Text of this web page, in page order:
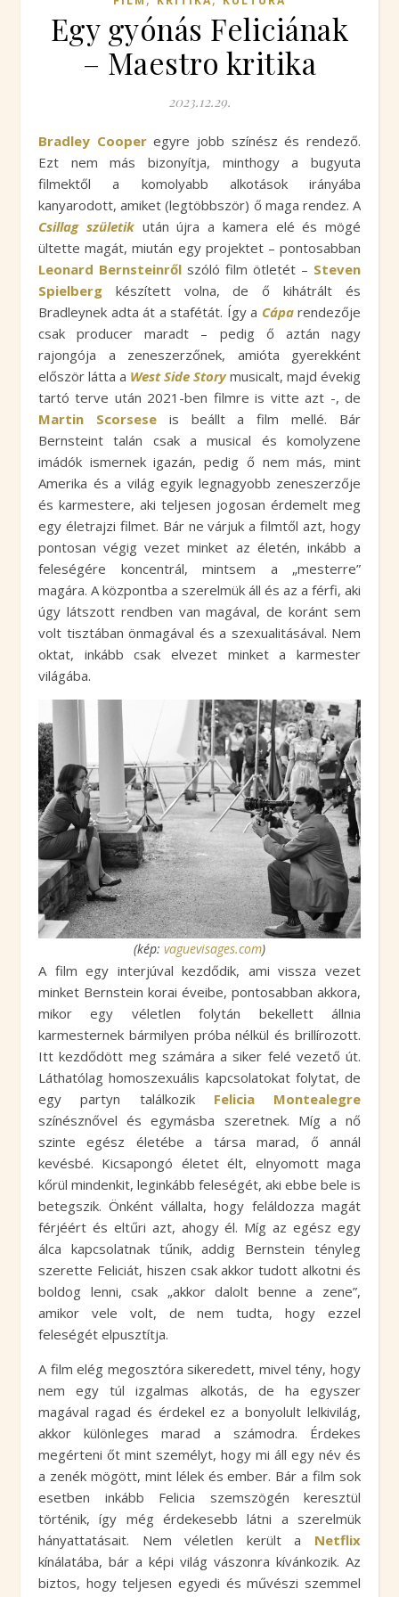
Egy gyónás Feliciának
– Maestro kritika
2023.12.29.
Bradley Cooperegyre jobb színész és rendező.
Ezt nem más bizonyítja, minthogy a bugyuta
filmektől a komolyabb alkotások irányába
kanyarodott, amiket (legtöbbször) ő maga rendez. A
Csillag születik után újra a kamera elé és mögé
ültette magát, miután egy projektet – pontosabban
Leonard Bernsteinről szóló film ötletét – Steven
Spielberg készített volna, de ő kihátrált és
Bradleynek adta át a stafétát. Így a Cápa rendezője
csak producer maradt – pedig ő aztán nagy
rajongója a zeneszerzőnek, amióta gyerekként
először látta a West Side Story musicalt, majd évekig
tartó terve után 2021-ben filmre is vitte azt -, de
Martin Scorseseis beállt a film mellé. Bár
Bernsteint talán csak a musical és komolyzene
imádók ismernek igazán, pedig ő nem más, mint
Amerika és a világ egyik legnagyobb zeneszerzője
és karmestere, aki teljesen jogosan érdemelt meg
egy életrajzi filmet. Bár ne várjuk a filmtől azt, hogy
pontosan végig vezet minket az életén, inkább a
feleségére koncentrál, mintsem a „mesterre”
magára. A központba a szerelmük áll és az a férfi, aki
úgy látszott rendben van magával, de koránt sem
volt tisztában önmagával és a szexualitásával. Nem
oktat, inkább csak elvezet minket a karmester
világába.
(kép: vaguevisages.com)
A film egy interjúval kezdődik, ami vissza vezet
minket Bernstein korai éveibe, pontosabban akkora,
mikor egy véletlen folytán bekellett állnia
karmesternek bármilyen próba nélkül és brillírozott.
Itt kezdődött meg számára a siker felé vezető út.
Láthatólag homoszexuális kapcsolatokat folytat, de
egy partyn találkozik Felicia Montealegre
színésznővel és egymásba szeretnek. Míg a nő
szinte egész életébe a társa marad, ő annál
kevésbé. Kicsapongó életet élt, elnyomott maga
kőrül mindenkit, leginkább feleségét, aki ebbe bele is
betegszik. Önként vállalta, hogy feláldozza magát
férjéért és eltűri azt, ahogy él. Míg az egész egy
álca kapcsolatnak tűnik, addig Bernstein tényleg
szerette Feliciát, hiszen csak akkor tudott alkotni és
boldog lenni, csak „akkor dalolt benne a zene”,
amikor vele volt, de nem tudta, hogy ezzel
feleségét elpusztítja.
A film elég megosztóra sikeredett, mivel tény, hogy
nem egy túl izgalmas alkotás, de ha egyszer
magával ragad és érdekel ez a bonyolult lelkivilág,
akkor különleges marad a számodra. Érdekes
megérteni őt mint személyt, hogy mi áll egy név és
a zenék mögött, mint lélek és ember. Bár a film sok
esetben inkább Felicia szemszögén keresztül
történik, így még érdekesebb látni a szerelmük
hányattatásait. Nem véletlen került a Netflix
kínálatába, bár a képi világ vászonra kívánkozik. Az
biztos, hogy teljesen egyedi és művészi szemmel